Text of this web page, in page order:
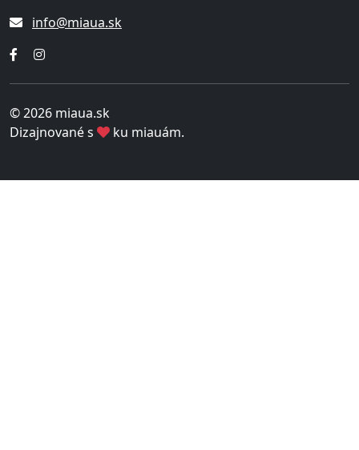
info@miaua.sk
© 2026 miaua.sk
Dizajnované s
ku miauám.